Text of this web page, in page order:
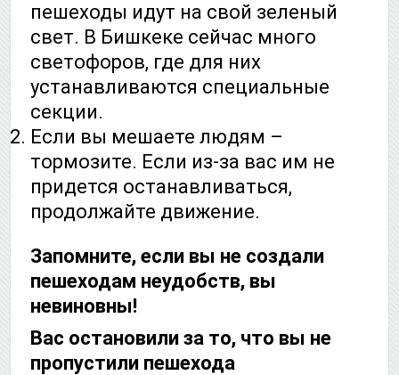
пешеходы идут на свой зеленый
свет. В Бишкеке сейчас много
светофоров, где для них
устанавливаются специальные
секции.
Если вы мешаете людям –
тормозите. Если из-за вас им не
придется останавливаться,
продолжайте движение.
Запомните, если вы не создали
пешеходам неудобств, вы
невиновны!
Вас остановили за то, что вы не
пропустили пешехода